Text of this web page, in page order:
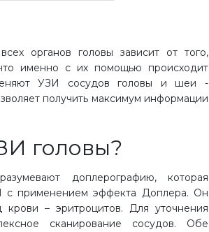
органов головы зависит от того,
именно с их помощью происходит
УЗИ сосудов головы и шеи -
получить максимум информации
головы?
доплерографию, которая
с применением эффекта Доплера. Он
– эритроцитов. Для уточнения
сканирование сосудов. Обе